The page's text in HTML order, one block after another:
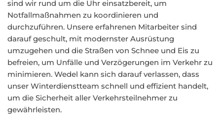
sind wir rund um die Uhr einsatzbereit, um
Notfallmaßnahmen zu koordinieren und
durchzuführen. Unsere erfahrenen Mitarbeiter sind
darauf geschult, mit modernster Ausrüstung
umzugehen und die Straßen von Schnee und Eis zu
befreien, um Unfälle und Verzögerungen im Verkehr zu
minimieren. Wedel kann sich darauf verlassen, dass
unser Winterdienstteam schnell und effizient handelt,
um die Sicherheit aller Verkehrsteilnehmer zu
gewährleisten.